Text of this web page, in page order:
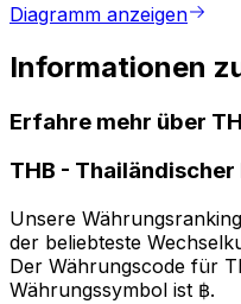
Diagramm anzeigen
Informationen
Erfahre mehr über
THB - Thailändischer
Unsere
der beliebteste
Der Währungscode für
Währungssymbol ist ฿.